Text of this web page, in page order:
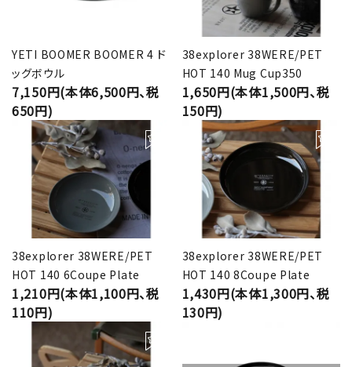
YETI BOOMER BOOMER 4 ド
ッグボウル
7,150円(本体6,500円、税
650円)
38explorer 38WERE/PET
HOT 140 Mug Cup350
1,650円(本体1,500円、税
150円)
38explorer 38WERE/PET
HOT 140 6Coupe Plate
1,210円(本体1,100円、税
110円)
38explorer 38WERE/PET
HOT 140 8Coupe Plate
1,430円(本体1,300円、税
130円)